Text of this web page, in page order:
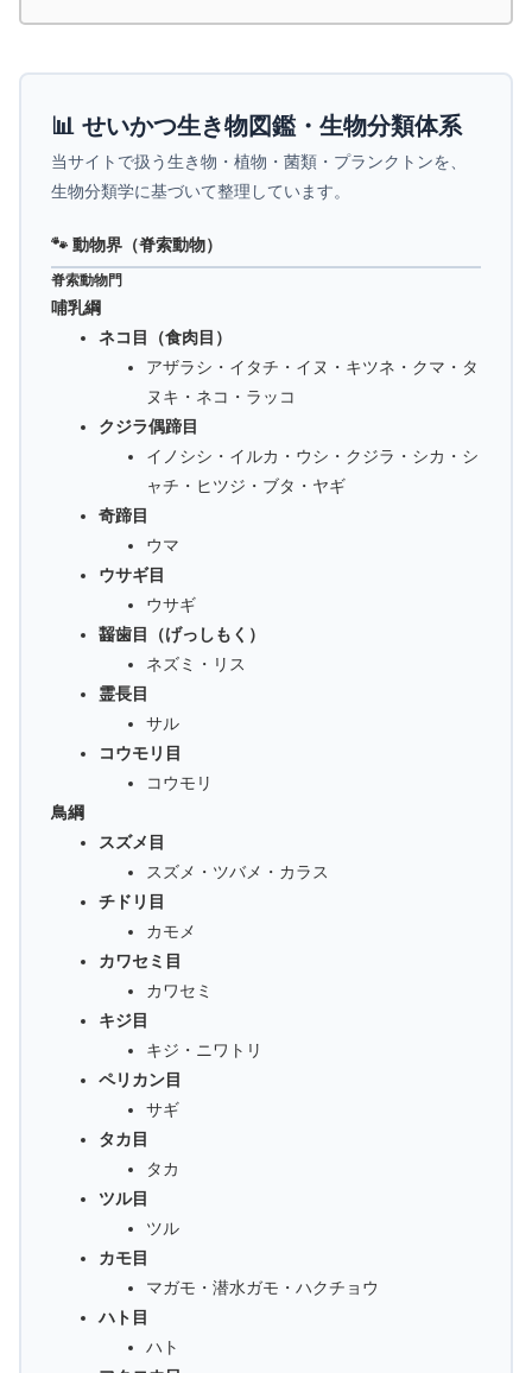
📊 せいかつ生き物図鑑・生物分類体系
当サイトで扱う生き物・植物・菌類・プランクトンを、
生物分類学に基づいて整理しています。
🐾 動物界（脊索動物）
脊索動物門
哺乳綱
ネコ目（食肉目）
アザラシ・イタチ・イヌ・キツネ・クマ・タ
ヌキ・ネコ・ラッコ
クジラ偶蹄目
イノシシ・イルカ・ウシ・クジラ・シカ・シ
ャチ・ヒツジ・ブタ・ヤギ
奇蹄目
ウマ
ウサギ目
ウサギ
齧歯目（げっしもく）
ネズミ・リス
霊長目
サル
コウモリ目
コウモリ
鳥綱
スズメ目
スズメ・ツバメ・カラス
チドリ目
カモメ
カワセミ目
カワセミ
キジ目
キジ・ニワトリ
ペリカン目
サギ
タカ目
タカ
ツル目
ツル
カモ目
マガモ・潜水ガモ・ハクチョウ
ハト目
ハト